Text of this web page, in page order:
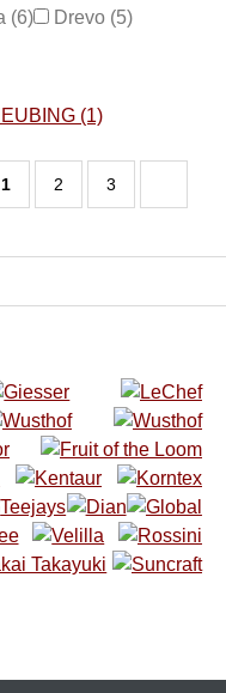
(6)
Drevo (5)
(1)
1 2 3